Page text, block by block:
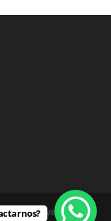
Silvero &